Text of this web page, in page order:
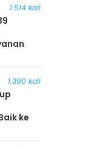
1.514 kali
1.390 kali
ke